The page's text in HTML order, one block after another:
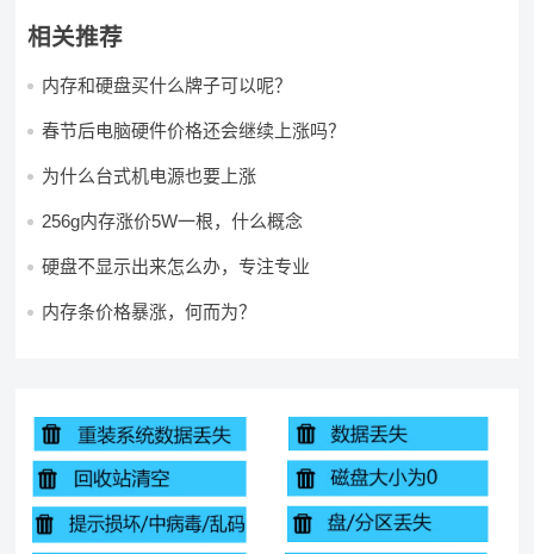
相关推荐
内存和硬盘买什么牌子可以呢？
春节后电脑硬件价格还会继续上涨吗？
为什么台式机电源也要上涨
256g内存涨价5W一根，什么概念
硬盘不显示出来怎么办，专注专业
内存条价格暴涨，何而为？